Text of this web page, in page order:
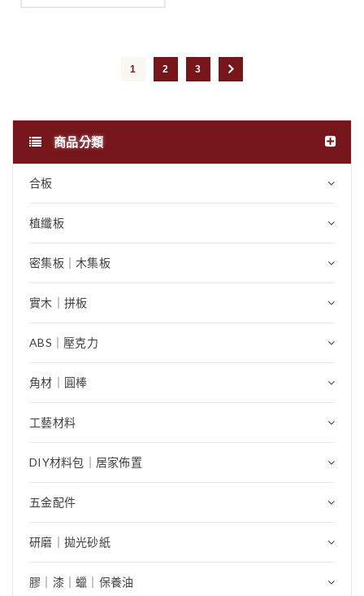
商品分類
合板
植纖板
密集板｜木集板
實木｜拼板
ABS｜壓克力
角材｜圓棒
工藝材料
DIY材料包｜居家佈置
五金配件
研磨｜拋光砂紙
膠｜漆｜蠟｜保養油
1 2 3